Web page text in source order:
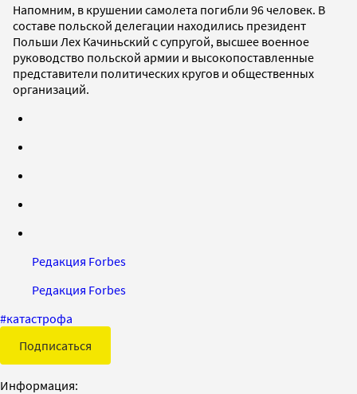
Напомним, в крушении самолета погибли 96 человек. В
составе польской делегации находились президент
Польши Лех Качиньский с супругой, высшее военное
руководство польской армии и высокопоставленные
представители политических кругов и общественных
организаций.
Редакция Forbes
Редакция Forbes
#катастрофа
Подписаться
Информация: